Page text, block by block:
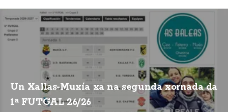
Un Xallas-Muxía xa na segunda xornada da
1ª FUTGAL 26/26